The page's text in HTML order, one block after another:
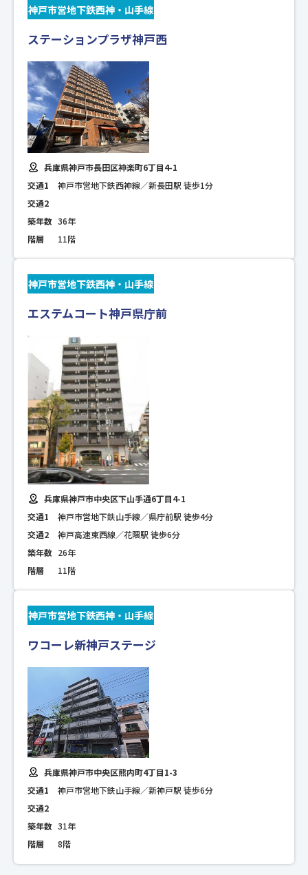
神戸市営地下鉄西神・山手線
ステーションプラザ神戸西
兵庫県神戸市長田区神楽町6丁目4-1
交通1
神戸市営地下鉄西神線／新長田駅 徒歩1分
交通2
築年数 36年
階層
11階
神戸市営地下鉄西神・山手線
エステムコート神戸県庁前
兵庫県神戸市中央区下山手通6丁目4-1
交通1
神戸市営地下鉄山手線／県庁前駅 徒歩4分
交通2
神戸高速東西線／花隈駅 徒歩6分
築年数 26年
階層
11階
神戸市営地下鉄西神・山手線
ワコーレ新神戸ステージ
兵庫県神戸市中央区熊内町4丁目1-3
交通1
神戸市営地下鉄山手線／新神戸駅 徒歩6分
交通2
築年数 31年
階層
8階